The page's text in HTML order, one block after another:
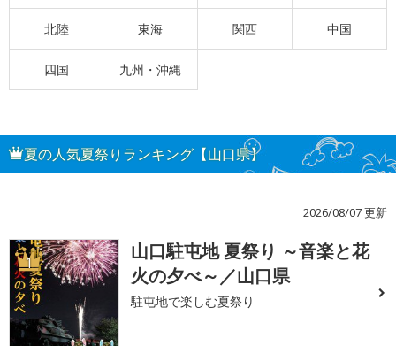
北陸 東海 関西 中国
四国 九州・沖縄
夏の人気夏祭りランキング【山口県】
2026/08/07 更新
1
山口駐屯地 夏祭り ～音楽と花
火の夕べ～／山口県
駐屯地で楽しむ夏祭り